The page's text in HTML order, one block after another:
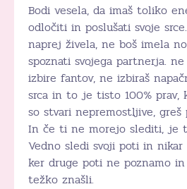
Bodi vesela, da imaš toliko
odločiti in poslušati svoje
naprej živela, ne boš imela
spoznati svojega partnerja.
izbire fantov, ne izbiraš
srca in to je tisto 100% prav,
so stvari nepremostljive,
In če ti ne morejo slediti, je
Vedno sledi svoji poti in
ker druge poti ne poznamo
težko znašli.